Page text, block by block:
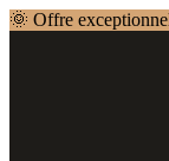
🌞 Offre